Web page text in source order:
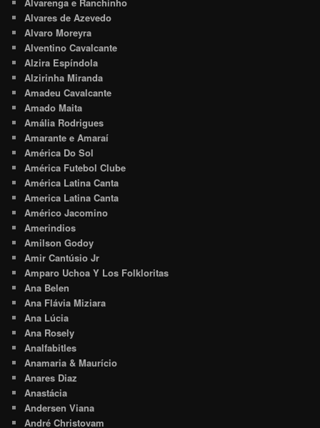
Alvarenga e Ranchinho
Alvares de Azevedo
Alvaro Moreyra
Alventino Cavalcante
Alzira Espíndola
Alzirinha Miranda
Amadeu Cavalcante
Amado Maita
Amália Rodrigues
Amarante e Amaraí
América Do Sol
América Futebol Clube
América Latina Canta
America Latina Canta
Américo Jacomino
Amerindios
Amilson Godoy
Amir Cantúsio Jr
Amparo Uchoa Y Los Folkloritas
Ana Belen
Ana Flávia Miziara
Ana Lúcia
Ana Rosely
Analfabitles
Anamaria & Maurício
Anares Diaz
Anastácia
Andersen Viana
André Christovam